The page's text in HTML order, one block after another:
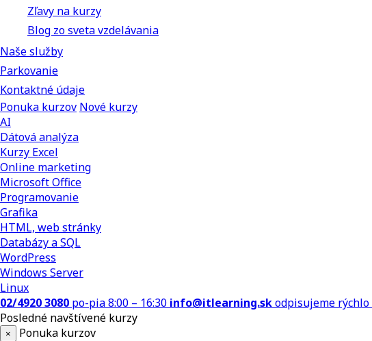
Zľavy na kurzy
Blog zo sveta vzdelávania
Naše služby
Parkovanie
Kontaktné údaje
Ponuka kurzov Nové kurzy
AI
Dátová analýza
Kurzy Excel
Online marketing
Microsoft Office
Programovanie
Grafika
HTML, web stránky
Databázy a SQL
WordPress
Windows Server
Linux
02/4920 3080 po-pia 8:00 – 16:30 info@itlearning.skodpisujeme rýchlo
Posledné navštívené kurzy
×
Ponuka kurzov